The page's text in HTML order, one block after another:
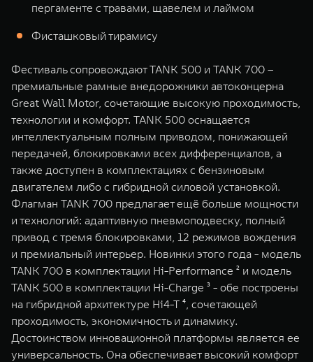
пергаменте с травами, щавелем и лаймом
Фисташковый тирамису
Фестиваль сопровождают TANK 500 и TANK 700 –
премиальные рамные внедорожники автоконцерна
Great Wall Motor, сочетающие высокую проходимость,
технологии и комфорт. TANK 500 оснащается
интеллектуальным полным приводом, понижающей
передачей, блокировками всех дифференциалов, а
также доступен в комплектациях с бензиновым
двигателем либо с гибридной силовой установкой.
Флагман TANK 700 предлагает ещё больше мощности
и технологий: адаптивную пневмоподвеску, полный
привод с тремя блокировками, 12 режимов вождения
и премиальный интерьер. Новинки этого года - модель
TANK 700 в комплектации Hi-Performance ² и модель
TANK 500 в комплектации Hi-Charge ³ - обе построены
на гибридной архитектуре Hi4-T ⁴, сочетающей
проходимость, экономичность и динамику.
Достоинством инновационной платформы является ее
универсальность. Она обеспечивает высокий комфорт